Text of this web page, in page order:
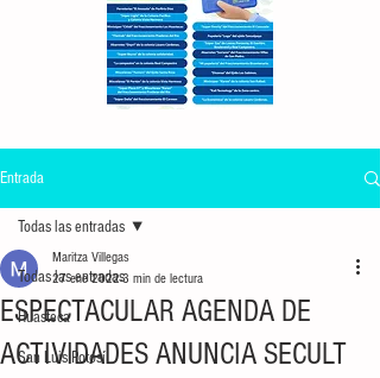
Entrada
Todas las entradas
Huasteca
San Luis Potosí
Todas las entradas
ESPECTACULAR AGENDA DE
ACTIVIDADES ANUNCIA SECULT
Maritza Villegas
27 ene 20223 min de lectura